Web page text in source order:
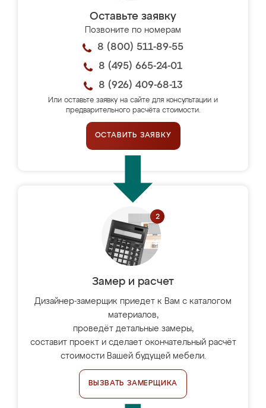
Оставьте заявку
Позвоните по номерам
8 (800) 511-89-55
8 (495) 665-24-01
8 (926) 409-68-13
Или оставьте заявку на сайте для консультации и
предварительного расчёта стоимости.
ОСТАВИТЬ ЗАЯВКУ
Замер и расчет
Дизайнер-замерщик приедет к Вам с каталогом
материалов,
проведёт детальные замеры,
составит проект и сделает окончательный расчёт
стоимости Вашей будущей мебели.
ВЫЗВАТЬ ЗАМЕРЩИКА